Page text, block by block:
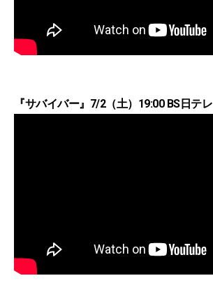
『サバイバー』7/2（土）19:00 BS日テレ